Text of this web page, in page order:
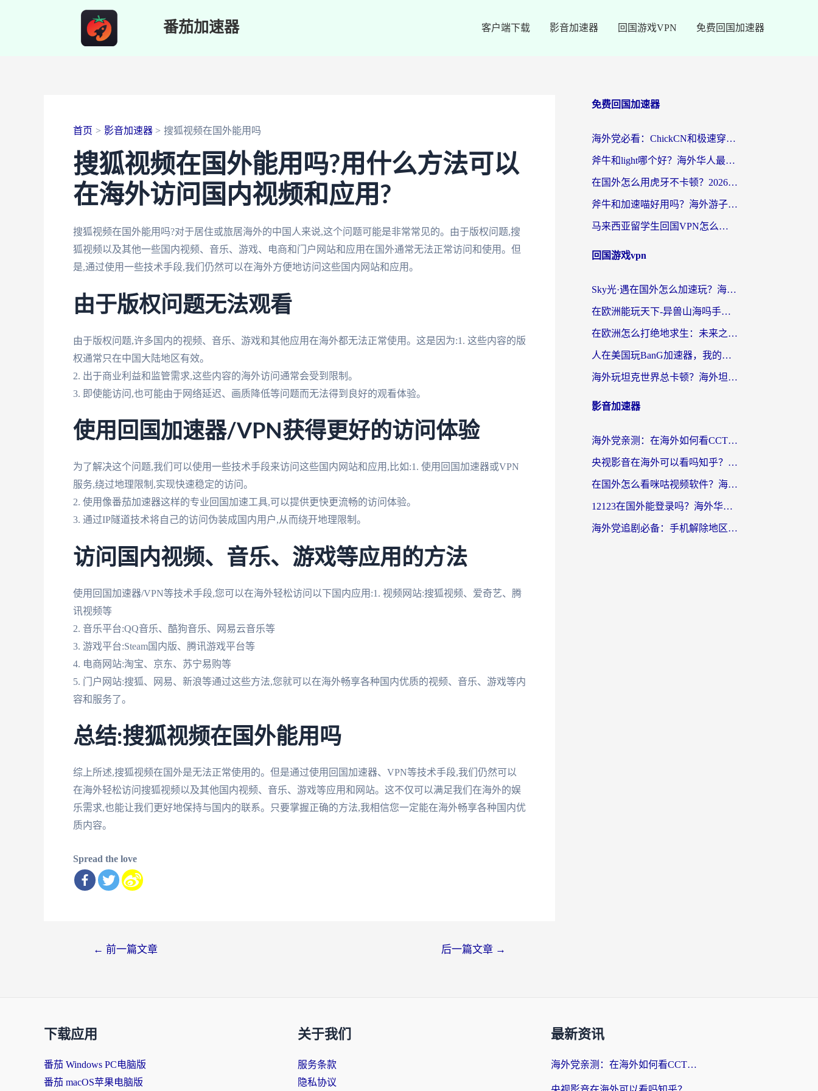
番茄加速器 客户端下载 影音加速器 回国游戏VPN 免费回国加速器
首页 影音加速器 搜狐视频在国外能用吗
搜狐视频在国外能用吗?用什么方法可以
在海外访问国内视频和应用?
搜狐视频在国外能用吗?对于居住或旅居海外的中国人来说,这个问题可能是非常常见的。由于版权问题,搜
狐视频以及其他一些国内视频、音乐、游戏、电商和门户网站和应用在国外通常无法正常访问和使用。但
是,通过使用一些技术手段,我们仍然可以在海外方便地访问这些国内网站和应用。
由于版权问题无法观看
由于版权问题,许多国内的视频、音乐、游戏和其他应用在海外都无法正常使用。这是因为:1. 这些内容的版
权通常只在中国大陆地区有效。
2. 出于商业利益和监管需求,这些内容的海外访问通常会受到限制。
3. 即使能访问,也可能由于网络延迟、画质降低等问题而无法得到良好的观看体验。
使用回国加速器/VPN获得更好的访问体验
为了解决这个问题,我们可以使用一些技术手段来访问这些国内网站和应用,比如:1. 使用回国加速器或VPN
服务,绕过地理限制,实现快速稳定的访问。
2. 使用像番茄加速器这样的专业回国加速工具,可以提供更快更流畅的访问体验。
3. 通过IP隧道技术将自己的访问伪装成国内用户,从而绕开地理限制。
访问国内视频、音乐、游戏等应用的方法
使用回国加速器/VPN等技术手段,您可以在海外轻松访问以下国内应用:1. 视频网站:搜狐视频、爱奇艺、腾
讯视频等
2. 音乐平台:QQ音乐、酷狗音乐、网易云音乐等
3. 游戏平台:Steam国内版、腾讯游戏平台等
4. 电商网站:淘宝、京东、苏宁易购等
5. 门户网站:搜狐、网易、新浪等通过这些方法,您就可以在海外畅享各种国内优质的视频、音乐、游戏等内
容和服务了。
总结:搜狐视频在国外能用吗
综上所述,搜狐视频在国外是无法正常使用的。但是通过使用回国加速器、VPN等技术手段,我们仍然可以
在海外轻松访问搜狐视频以及其他国内视频、音乐、游戏等应用和网站。这不仅可以满足我们在海外的娱
乐需求,也能让我们更好地保持与国内的联系。只要掌握正确的方法,我相信您一定能在海外畅享各种国内优
质内容。
Spread the love
← 前一篇文章 后一篇文章 →
免费回国加速器
海外党必看：ChickCN和极速穿梭VPN好用吗？3招教你选对回国加速器无缝刷国内资源
斧牛和light哪个好？海外华人最关心的回国加速器选择难题，一篇讲透
在国外怎么用虎牙不卡顿？2026海外华人亲测有效的回国加速器选择指南
斧牛和加速喵好用吗？海外游子的真实选择困境
马来西亚留学生回国VPN怎么选？3个避坑点+1款实测好用的加速器推荐
回国游戏vpn
Sky光·遇在国外怎么加速玩？海外党亲测有效的国服游戏加速指南
在欧洲能玩天下-异兽山海吗手游？海外玩家的加速器生存指南
在欧洲怎么打绝地求生：未来之役不卡？留学生亲测的加速器避坑指南
人在美国玩BanG加速器，我的延迟终于绿了
海外玩坦克世界总卡顿？海外坦克世界加速器有哪些？实测好用的选择在这里
影音加速器
海外党亲测：在海外如何看CCTV？告别“仅限大陆播放”的实用指南
央视影音在海外可以看吗知乎？留学生亲测：3步解决地域限制+追剧自由
在国外怎么看咪咕视频软件？海外党亲测有效的回国加速方案
12123在国外能登录吗？海外华人必看的回国加速实用指南
海外党追剧必备：手机解除地区限制app怎么选？解决央视视频&国内剧地区限制全指南
下载应用
番茄 Windows PC电脑版
番茄 macOS苹果电脑版
关于我们
服务条款
隐私协议
最新资讯
海外党亲测：在海外如何看CCTV？告别“仅限大陆播放”的实用指南